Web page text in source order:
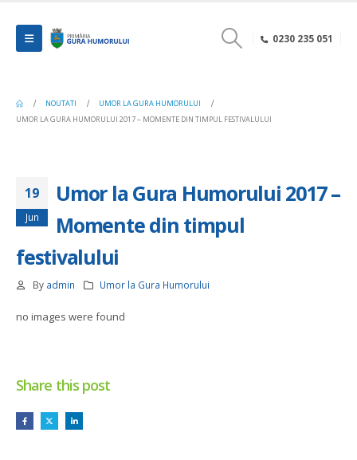
0230 235 051
NOUTATI
UMOR LA GURA HUMORULUI
UMOR LA GURA HUMORULUI 2017 – MOMENTE DIN TIMPUL FESTIVALULUI
19
Jun
Umor la Gura Humorului 2017 –
Momente din timpul
festivalului
By admin Umor la Gura Humorului
no images were found
Share this post